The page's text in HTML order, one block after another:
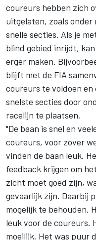
coureurs hebben zich
uitgelaten, zoals onder
snelle secties. Als je
blind gebied inrijdt,
erger maken.
blijft met de FIA
coureurs te voldoen
snelste secties door
racelijn te plaatsen.
"De baan is snel en
coureurs, voor zover
vinden de baan leuk.
feedback krijgen om
zicht moet goed zijn,
gevaarlijk zijn. Daarbij
mogelijk te behouden.
leuk voor de coureurs.
moeilijk. Het was puur